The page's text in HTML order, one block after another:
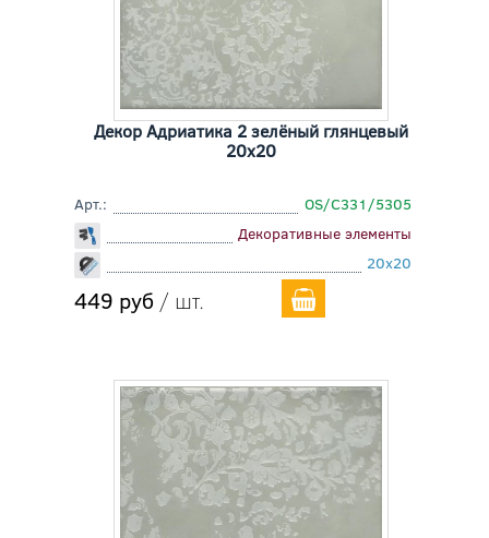
Декор Адриатика 2 зелёный глянцевый
20x20
Арт.:
OS/C331/5305
Декоративные элементы
20x20
449 руб / шт.